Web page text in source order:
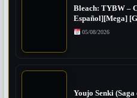
Bleach: TYBW –
Español][Mega]
05/08/2026
Youjo Senki